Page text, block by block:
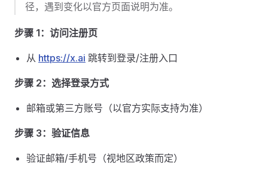
径，遇到变化以官方页面说明为准。
步骤 1：访问注册页
从 https://x.ai 跳转到登录/注册入口
步骤 2：选择登录方式
邮箱或第三方账号（以官方实际支持为准）
步骤 3：验证信息
验证邮箱/手机号（视地区政策而定）